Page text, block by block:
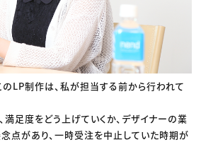
のLP制作は、私が担当する前から行われて
満足度をどう上げていくか、デザイナーの業
点があり、一時受注を中止していた時期が